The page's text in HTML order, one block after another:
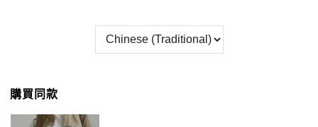
購買同款